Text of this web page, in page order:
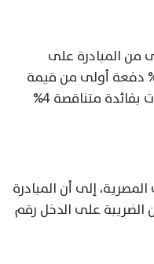
من المبادرة على
7600 فدان ويتم دفع 20% دفعة أولى من قيمة
الأرض ويسدد الباقي على 8 سنوات بفائدة متناقصة 4%
إلى أن المبادرة
الضريبة على الدخل رقم